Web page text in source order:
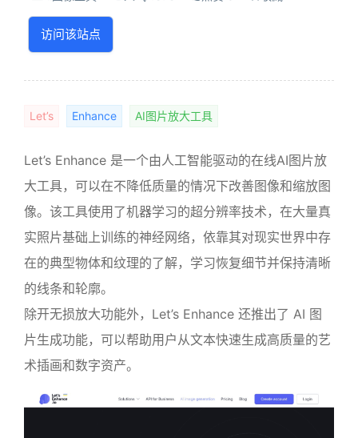
访问该站点
Let’s Enhance AI图片放大工具
Let’s Enhance 是一个由人工智能驱动的在线AI图片放
大工具，可以在不降低质量的情况下改善图像和缩放图
像。该工具使用了机器学习的超分辨率技术，在大量真
实照片基础上训练的神经网络，依靠其对现实世界中存
在的典型物体和纹理的了解，学习恢复细节并保持清晰
的线条和轮廓。
除开无损放大功能外，Let’s Enhance 还推出了 AI 图
片生成功能，可以帮助用户从文本快速生成高质量的艺
术插画和数字资产。